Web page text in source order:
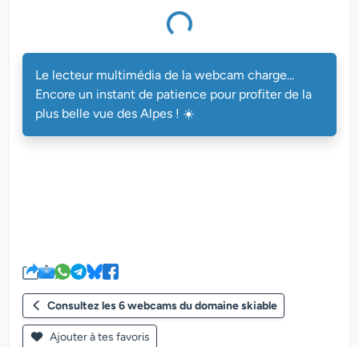
de la webcam charge...
Le lecteur multimédia de la webcam charge...
Encore un instant de patience pour profiter de la
plus belle vue des Alpes ! ☀️
Consultez les 6 webcams du domaine skiable
Ajouter à tes favoris